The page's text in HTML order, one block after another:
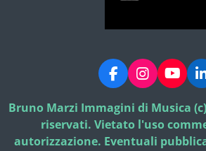
F
a
c
e
b
o
I
n
s
t
a
g
Y
o
u
T
u
b
L
i
n
k
Bruno Marzi Immagini di Musica
riservati. Vietato l'uso
autorizzazione. Eventuali